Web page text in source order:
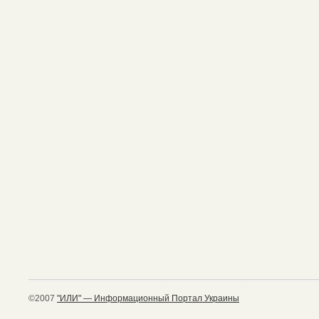
©2007 "ИЛИ" — Информационный Портал Украины